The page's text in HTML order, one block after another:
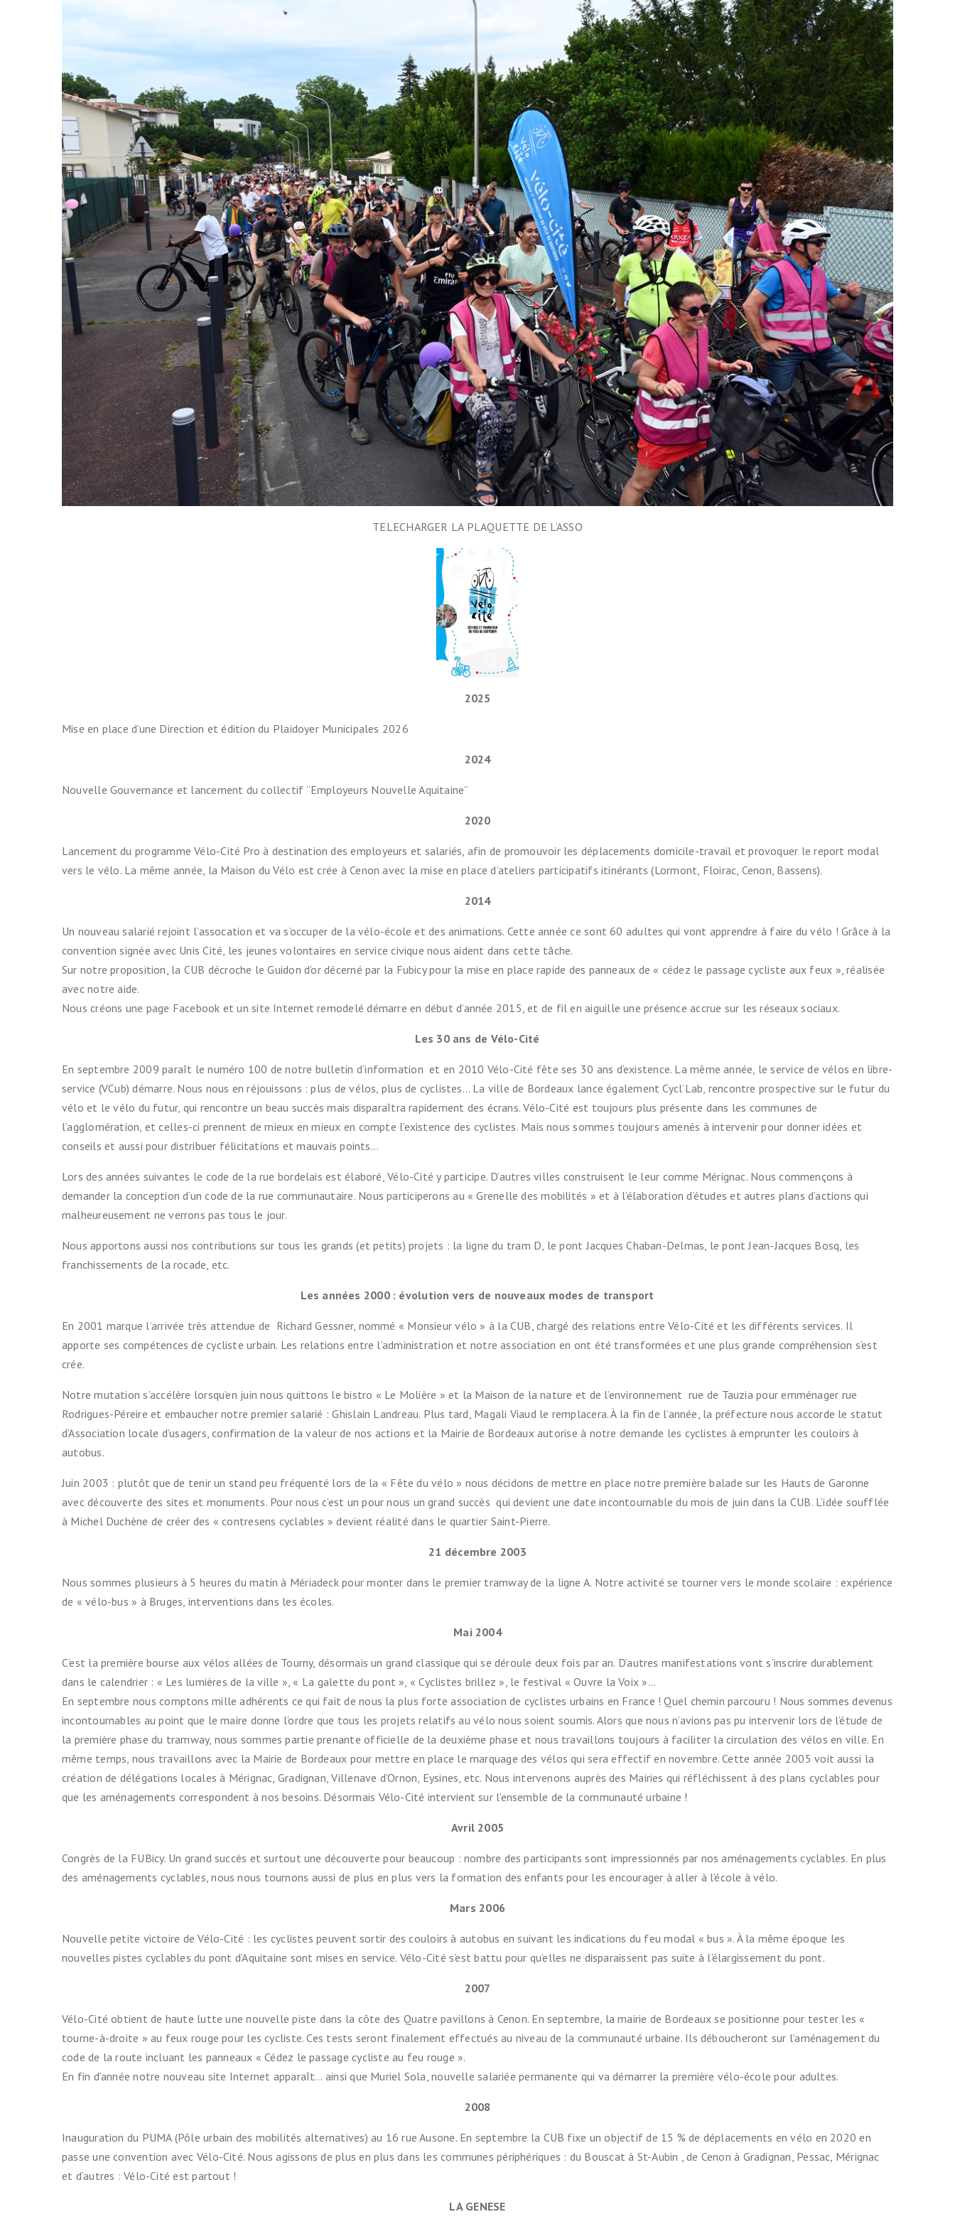
mars 2026, au Marché des
Statuts et rapports d’activité
Vélo pratique
Aides pour l’achat de votre
vélo à Bordeaux Métropole !
Prêt de vélo par TBM
Conseils aux cyclistes
débutants (ou non)
Se garer
Louer ou emprunter un vélo
Indemnité kilométrique vélo
(IKV)
Contre le vol
Prendre le train avec son vélo
Cartes & Plans
Liste des vélocistes
partenaires
Analyse de campagne
Bilan d’étape du Plaidoyer
2020>2025
TELECHARGER LA PLAQUETTE DE L’ASSO
2025
Mise en place d’une Direction et édition du Plaidoyer Municipales 2026
2024
Nouvelle Gouvernance et lancement du collectif “Employeurs Nouvelle Aquitaine”
2020
Lancement du programme Vélo-Cité Pro à destination des employeurs et salariés, afin de promouvoir les déplacements domicile-travail et provoquer le report modal
vers le vélo. La même année, la Maison du Vélo est crée à Cenon avec la mise en place d’ateliers participatifs itinérants (Lormont, Floirac, Cenon, Bassens).
2014
Un nouveau salarié rejoint l’assocation et va s’occuper de la vélo-école et des animations. Cette année ce sont 60 adultes qui vont apprendre à faire du vélo ! Grâce à la
convention signée avec Unis Cité, les jeunes volontaires en service civique nous aident dans cette tâche.
Sur notre proposition, la CUB décroche le Guidon d’or décerné par la Fubicy pour la mise en place rapide des panneaux de « cédez le passage cycliste aux feux », réalisée
avec notre aide.
Nous créons une page Facebook et un site Internet remodelé démarre en début d’année 2015, et de fil en aiguille une présence accrue sur les réseaux sociaux.
Les 30 ans de Vélo-Cité
En septembre 2009 paraît le numéro 100 de notre bulletin d’information et en 2010 Vélo-Cité fête ses 30 ans d’existence. La même année, le service de vélos en libre-
service (VCub) démarre. Nous nous en réjouissons : plus de vélos, plus de cyclistes… La ville de Bordeaux lance également Cycl’Lab, rencontre prospective sur le futur du
vélo et le vélo du futur, qui rencontre un beau succès mais disparaîtra rapidement des écrans. Vélo-Cité est toujours plus présente dans les communes de
l’agglomération, et celles-ci prennent de mieux en mieux en compte l’existence des cyclistes. Mais nous sommes toujours amenés à intervenir pour donner idées et
conseils et aussi pour distribuer félicitations et mauvais points…
Lors des années suivantes le code de la rue bordelais est élaboré, Vélo-Cité y participe. D’autres villes construisent le leur comme Mérignac. Nous commençons à
demander la conception d’un code de la rue communautaire. Nous participerons au « Grenelle des mobilités » et à l’élaboration d’études et autres plans d’actions qui
malheureusement ne verrons pas tous le jour.
Nous apportons aussi nos contributions sur tous les grands (et petits) projets : la ligne du tram D, le pont Jacques Chaban-Delmas, le pont Jean-Jacques Bosq, les
franchissements de la rocade, etc.
Les années 2000 : évolution vers de nouveaux modes de transport
En 2001 marque l’arrivée très attendue de Richard Gessner, nommé « Monsieur vélo » à la CUB, chargé des relations entre Vélo-Cité et les différents services. Il
apporte ses compétences de cycliste urbain. Les relations entre l’administration et notre association en ont été transformées et une plus grande compréhension s’est
crée.
Notre mutation s’accélère lorsqu’en juin nous quittons le bistro « Le Molière » et la Maison de la nature et de l’environnement rue de Tauzia pour emménager rue
Rodrigues-Péreire et embaucher notre premier salarié : Ghislain Landreau. Plus tard, Magali Viaud le remplacera. À la fin de l’année, la préfecture nous accorde le statut
d’Association locale d’usagers, confirmation de la valeur de nos actions et la Mairie de Bordeaux autorise à notre demande les cyclistes à emprunter les couloirs à
autobus.
Juin 2003 : plutôt que de tenir un stand peu fréquenté lors de la « Fête du vélo » nous décidons de mettre en place notre première balade sur les Hauts de Garonne
avec découverte des sites et monuments. Pour nous c’est un pour nous un grand succès qui devient une date incontournable du mois de juin dans la CUB. L’idée soufflée
à Michel Duchène de créer des « contresens cyclables » devient réalité dans le quartier Saint-Pierre.
21 décembre 2003
Nous sommes plusieurs à 5 heures du matin à Mériadeck pour monter dans le premier tramway de la ligne A. Notre activité se tourner vers le monde scolaire : expérience
de « vélo-bus » à Bruges, interventions dans les écoles.
Mai 2004
C’est la première bourse aux vélos allées de Tourny, désormais un grand classique qui se déroule deux fois par an. D’autres manifestations vont s’inscrire durablement
dans le calendrier : « Les lumières de la ville », « La galette du pont », « Cyclistes brillez », le festival « Ouvre la Voix »…
En septembre nous comptons mille adhérents ce qui fait de nous la plus forte association de cyclistes urbains en France ! Quel chemin parcouru ! Nous sommes devenus
incontournables au point que le maire donne l’ordre que tous les projets relatifs au vélo nous soient soumis. Alors que nous n’avions pas pu intervenir lors de l’étude de
la première phase du tramway, nous sommes partie prenante officielle de la deuxième phase et nous travaillons toujours à faciliter la circulation des vélos en ville. En
même temps, nous travaillons avec la Mairie de Bordeaux pour mettre en place le marquage des vélos qui sera effectif en novembre. Cette année 2005 voit aussi la
création de délégations locales à Mérignac, Gradignan, Villenave d’Ornon, Eysines, etc. Nous intervenons auprès des Mairies qui réfléchissent à des plans cyclables pour
que les aménagements correspondent à nos besoins. Désormais Vélo-Cité intervient sur l’ensemble de la communauté urbaine !
Avril 2005
Congrès de la FUBicy. Un grand succès et surtout une découverte pour beaucoup : nombre des participants sont impressionnés par nos aménagements cyclables. En plus
des aménagements cyclables, nous nous tournons aussi de plus en plus vers la formation des enfants pour les encourager à aller à l’école à vélo.
Mars 2006
Nouvelle petite victoire de Vélo-Cité : les cyclistes peuvent sortir des couloirs à autobus en suivant les indications du feu modal « bus ». À la même époque les
nouvelles pistes cyclables du pont d’Aquitaine sont mises en service. Vélo-Cité s’est battu pour qu’elles ne disparaissent pas suite à l’élargissement du pont.
2007
Vélo-Cité obtient de haute lutte une nouvelle piste dans la côte des Quatre pavillons à Cenon. En septembre, la mairie de Bordeaux se positionne pour tester les «
tourne-à-droite » au feux rouge pour les cycliste. Ces tests seront finalement effectués au niveau de la communauté urbaine. Ils déboucheront sur l’aménagement du
code de la route incluant les panneaux « Cédez le passage cycliste au feu rouge ».
En fin d’année notre nouveau site Internet apparaît… ainsi que Muriel Sola, nouvelle salariée permanente qui va démarrer la première vélo-école pour adultes.
2008
Inauguration du PUMA (Pôle urbain des mobilités alternatives) au 16 rue Ausone. En septembre la CUB fixe un objectif de 15 % de déplacements en vélo en 2020 en
passe une convention avec Vélo-Cité. Nous agissons de plus en plus dans les communes périphériques : du Bouscat à St-Aubin , de Cenon à Gradignan, Pessac, Mérignac
et d’autres : Vélo-Cité est partout !
LA GENESE